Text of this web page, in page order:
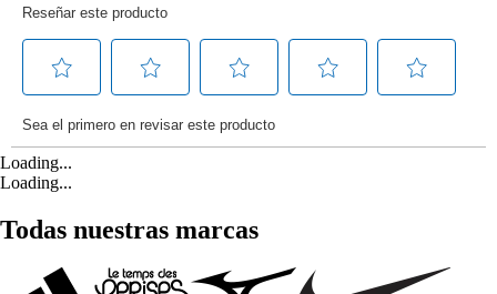
Loading...
Loading...
Todas nuestras marcas